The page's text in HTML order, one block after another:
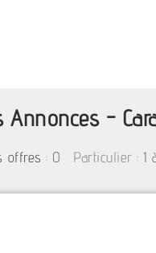
Annonces -
offres : 0 Particulier : 1